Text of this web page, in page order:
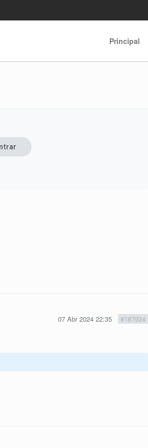
Principal
07 Abr 2024 22:35 #187924